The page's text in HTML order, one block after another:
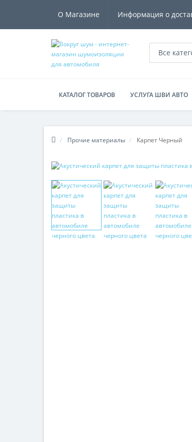
О Магазине Информация о
Все
КАТАЛОГ ТОВАРОВ УСЛУГА ШВИ АВТО
ТЕПЛОИЗОЛЯЦИОННЫЕ МАТЕРИАЛЫ
Прочие материалы
Карпет Черный